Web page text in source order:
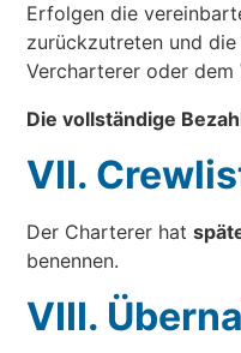
Erfolgen die
zurückzutreten und
Vercharterer oder dem
Die vollständige
VII.
Der Charterer hat
benennen.
VIII.